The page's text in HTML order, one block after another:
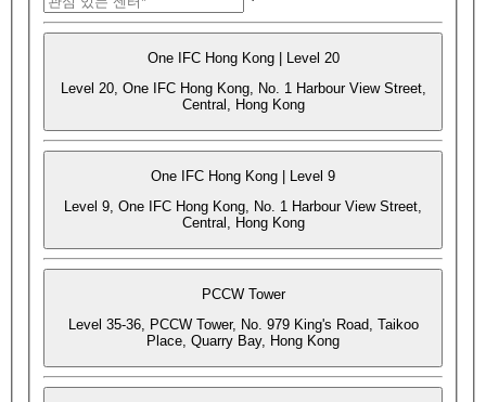
One IFC Hong Kong | Level 20
Level 20, One IFC Hong Kong, No. 1 Harbour View Street,
Central, Hong Kong
One IFC Hong Kong | Level 9
Level 9, One IFC Hong Kong, No. 1 Harbour View Street,
Central, Hong Kong
PCCW Tower
Level 35-36, PCCW Tower, No. 979 King's Road, Taikoo
Place, Quarry Bay, Hong Kong